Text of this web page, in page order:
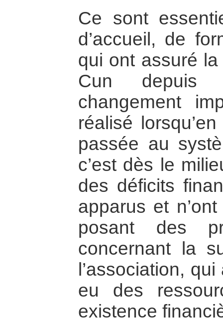
Ce sont
d’accueil, de
qui ont assuré
Cun depuis
changement
réalisé
passée au
c’est dès le
des déficits
apparus et
posant des
concernant la
l’association,
eu des
existence